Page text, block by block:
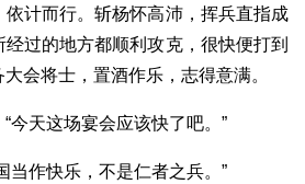
计而行。斩杨怀高沛，挥兵直指成
过的地方都顺利攻克，很快便打到
会将士，置酒作乐，志得意满。
今天这场宴会应该快了吧。”
当作快乐，不是仁者之兵。”